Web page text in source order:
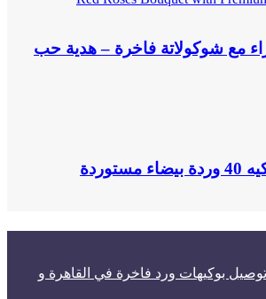
حمراء مع شوكولاتة فاخرة – هدية حب
بوكيهات ورد فاخرة في القاهرة و